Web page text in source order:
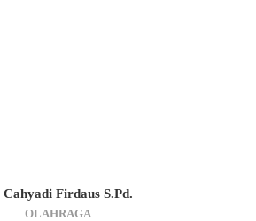
Firdaus S.Pd.
OLAHRAGA